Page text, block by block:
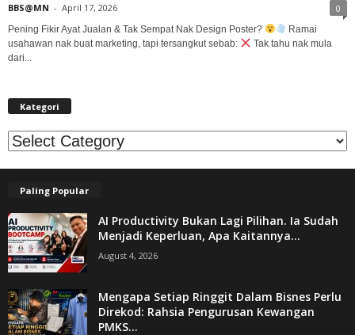
BBS@MN - April 17, 2026 0
Pening Fikir Ayat Jualan & Tak Sempat Nak Design Poster?
Ramai
usahawan nak buat marketing, tapi tersangkut sebab:
Tak tahu nak mula
dari...
Kategori
Kategori
Paling Popular
AI Productivity Bukan Lagi Pilihan. Ia Sudah
Menjadi Keperluan, Apa Kaitannya...
August 4, 2026
Mengapa Setiap Ringgit Dalam Bisnes Perlu
Direkod: Rahsia Pengurusan Kewangan
PMKS...